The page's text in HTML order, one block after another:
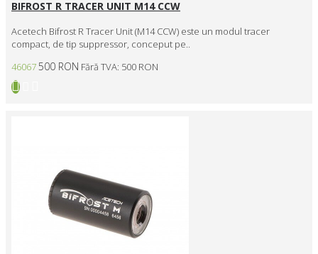
BIFROST R TRACER UNIT M14 CCW
Acetech Bifrost R Tracer Unit (M14 CCW) este un modul tracer
compact, de tip suppressor, conceput pe..
46067 500 RON Fără TVA: 500 RON